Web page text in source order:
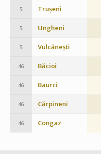
5 Trușeni
5 Ungheni
5 Vulcănești
46 Băcioi
46 Baurci
46 Cărpineni
46 Congaz